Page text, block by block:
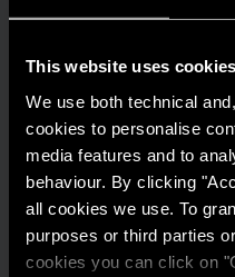
This website uses cookies
We use both technical
cookies to personalise
media features and to
behaviour. By clicking
all cookies we use. To
purposes or third parties
cookies you can click on